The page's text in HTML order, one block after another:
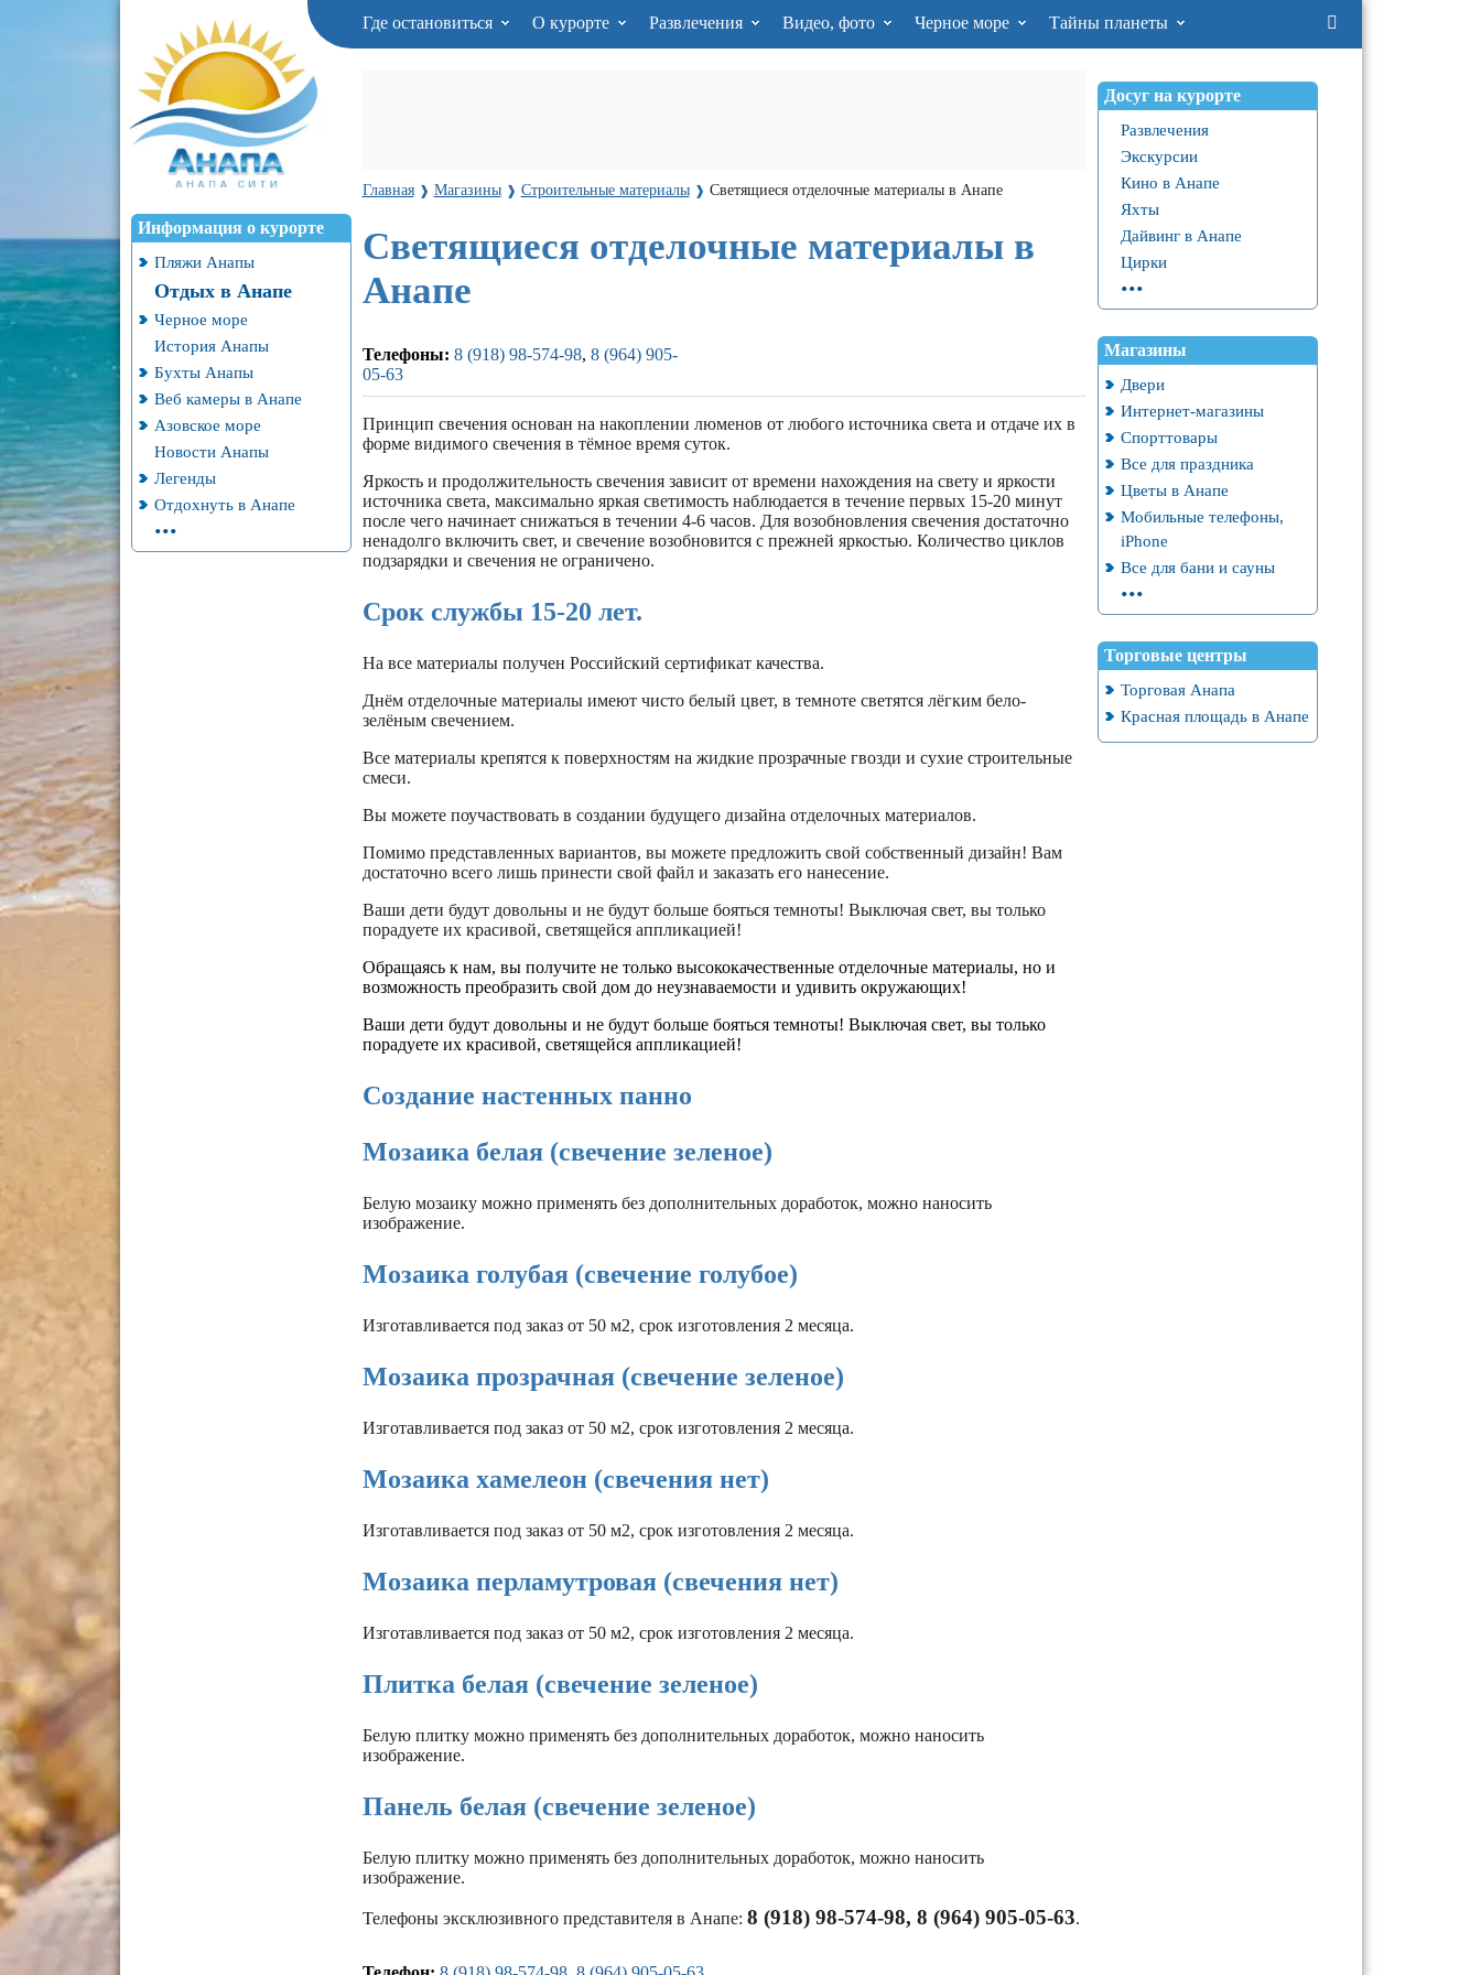
Где остановиться О курорте Развлечения Видео, фото Черное море Тайны планеты
Информация о курорте
Пляжи Анапы
Отдых в Анапе
Черное море
История Анапы
Бухты Анапы
Веб камеры в Анапе
Азовское море
Новости Анапы
Легенды
Отдохнуть в Анапе
...
Главная ❱ Магазины ❱ Cтроительные материалы ❱ Светящиеся отделочные материалы в Анапе
Светящиеся отделочные материалы в
Анапе
Телефоны: 8 (918) 98-574-98, 8 (964) 905-
05-63
Принцип свечения основан на накоплении люменов от любого источника света и отдаче их в
форме видимого свечения в тёмное время суток.
Яркость и продолжительность свечения зависит от времени нахождения на свету и яркости
источника света, максимально яркая светимость наблюдается в течение первых 15-20 минут
после чего начинает снижаться в течении 4-6 часов. Для возобновления свечения достаточно
ненадолго включить свет, и свечение возобновится с прежней яркостью. Количество циклов
подзарядки и свечения не ограничено.
Срок службы 15-20 лет.
На все материалы получен Российский сертификат качества.
Днём отделочные материалы имеют чисто белый цвет, в темноте светятся лёгким бело-
зелёным свечением.
Все материалы крепятся к поверхностям на жидкие прозрачные гвозди и сухие строительные
смеси.
Вы можете поучаствовать в создании будущего дизайна отделочных материалов.
Помимо представленных вариантов, вы можете предложить свой собственный дизайн! Вам
достаточно всего лишь принести свой файл и заказать его нанесение.
Ваши дети будут довольны и не будут больше бояться темноты! Выключая свет, вы только
порадуете их красивой, светящейся аппликацией!
Обращаясь к нам, вы получите не только высококачественные отделочные материалы, но и
возможность преобразить свой дом до неузнаваемости и удивить окружающих!
Ваши дети будут довольны и не будут больше бояться темноты! Выключая свет, вы только
порадуете их красивой, светящейся аппликацией!
Создание настенных панно
Мозаика белая (свечение зеленое)
Белую мозаику можно применять без дополнительных доработок, можно наносить
изображение.
Мозаика голубая (свечение голубое)
Изготавливается под заказ от 50 м2, срок изготовления 2 месяца.
Мозаика прозрачная (свечение зеленое)
Изготавливается под заказ от 50 м2, срок изготовления 2 месяца.
Мозаика хамелеон (свечения нет)
Изготавливается под заказ от 50 м2, срок изготовления 2 месяца.
Мозаика перламутровая (свечения нет)
Изготавливается под заказ от 50 м2, срок изготовления 2 месяца.
Плитка белая (свечение зеленое)
Белую плитку можно применять без дополнительных доработок, можно наносить
изображение.
Панель белая (свечение зеленое)
Белую плитку можно применять без дополнительных доработок, можно наносить
изображение.
Телефоны эксклюзивного представителя в Анапе: 8 (918) 98-574-98, 8 (964) 905-05-63.
Досуг на курорте
Развлечения
Экскурсии
Кино в Анапе
Яхты
Дайвинг в Анапе
Цирки
...
Магазины
Двери
Интернет-магазины
Спорттовары
Все для праздника
Цветы в Анапе
Мобильные телефоны,
iPhone
Все для бани и сауны
...
Торговые центры
Торговая Анапа
Красная площадь в Анапе